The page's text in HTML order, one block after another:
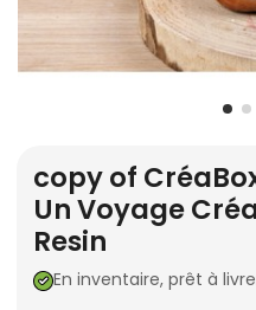
copy of
Un Voyage
Resin
En inventaire, prêt à